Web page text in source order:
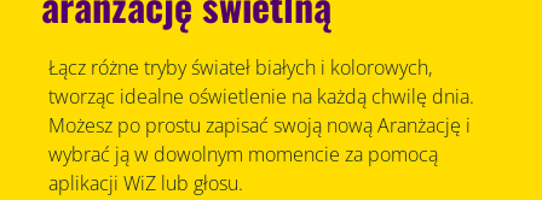
Łącz różne tryby świateł białych i kolorowych,
tworząc idealne oświetlenie na każdą chwilę dnia.
Możesz po prostu zapisać swoją nową Aranżację i
wybrać ją w dowolnym momencie za pomocą
aplikacji WiZ lub głosu.